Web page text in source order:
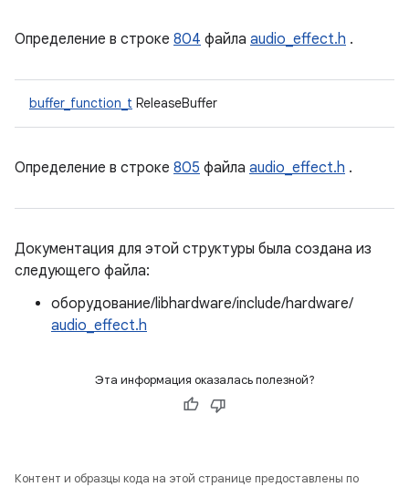
Определение в строке 804 файла audio_effect.h .
buffer_function_t ReleaseBuffer
Определение в строке 805 файла audio_effect.h .
Документация для этой структуры была создана из
следующего файла:
оборудование/libhardware/include/hardware/
audio_effect.h
Эта информация оказалась полезной?
Контент и образцы кода на этой странице предоставлены по